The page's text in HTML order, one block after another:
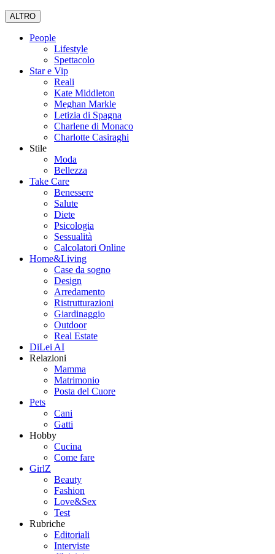
ALTRO
People
Lifestyle
Spettacolo
Star e Vip
Reali
Kate Middleton
Meghan Markle
Letizia di Spagna
Charlene di Monaco
Charlotte Casiraghi
Stile
Moda
Bellezza
Take Care
Benessere
Salute
Diete
Psicologia
Sessualità
Calcolatori Online
Home&Living
Case da sogno
Design
Arredamento
Ristrutturazioni
Giardinaggio
Outdoor
Real Estate
DiLei AI
Relazioni
Mamma
Matrimonio
Posta del Cuore
Pets
Cani
Gatti
Hobby
Cucina
Come fare
GirlZ
Beauty
Fashion
Love&Sex
Test
Rubriche
Editoriali
Interviste